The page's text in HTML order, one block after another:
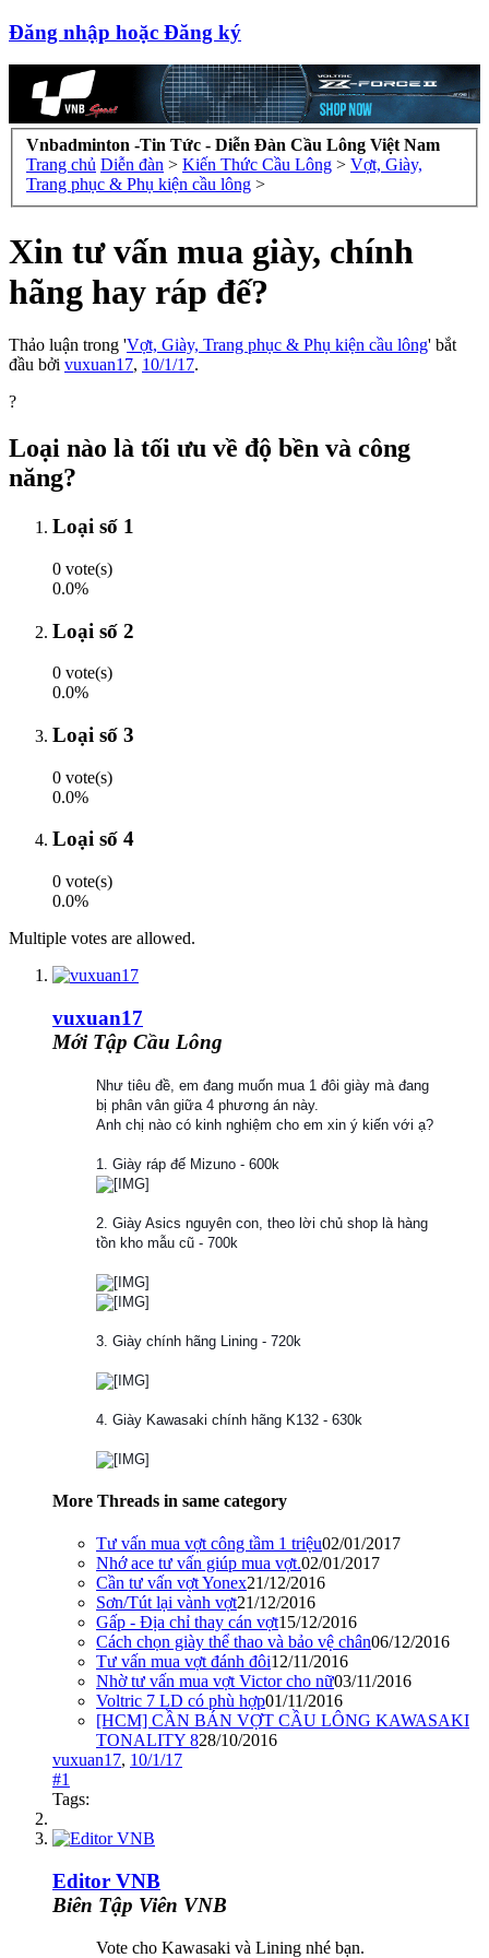
Đăng nhập hoặc Đăng ký
Vnbadminton -Tin Tức - Diễn Đàn Cầu Lông Việt Nam
Trang chủ Diễn đàn > Kiến Thức Cầu Lông > Vợt, Giày,
Trang phục & Phụ kiện cầu lông >
Xin tư vấn mua giày, chính
hãng hay ráp đế?
Thảo luận trong 'Vợt, Giày, Trang phục & Phụ kiện cầu lông' bắt
đầu bởi vuxuan17, 10/1/17.
?
Loại nào là tối ưu về độ bền và công
năng?
Loại số 1
0 vote(s)
0.0%
Loại số 2
0 vote(s)
0.0%
Loại số 3
0 vote(s)
0.0%
Loại số 4
0 vote(s)
0.0%
Multiple votes are allowed.
vuxuan17
Mới Tập Cầu Lông
Như tiêu đề, em đang muốn mua 1 đôi giày mà đang
bị phân vân giữa 4 phương án này.
Anh chị nào có kinh nghiệm cho em xin ý kiến với ạ?
1. Giày ráp đế Mizuno - 600k
2. Giày Asics nguyên con, theo lời chủ shop là hàng
tồn kho mẫu cũ - 700k
3. Giày chính hãng Lining - 720k
4. Giày Kawasaki chính hãng K132 - 630k
More Threads in same category
Tư vấn mua vợt công tầm 1 triệu02/01/2017
Nhớ ace tư vấn giúp mua vợt.02/01/2017
Cần tư vấn vợt Yonex21/12/2016
Sơn/Tút lại vành vợt21/12/2016
Gấp - Địa chỉ thay cán vợt15/12/2016
Cách chọn giày thể thao và bảo vệ chân06/12/2016
Tư vấn mua vợt đánh đôi12/11/2016
Nhờ tư vấn mua vợt Victor cho nữ03/11/2016
Voltric 7 LD có phù hợp01/11/2016
[HCM] CẦN BÁN VỢT CẦU LÔNG KAWASAKI
TONALITY 828/10/2016
vuxuan17, 10/1/17
#1
Tags:
Editor VNB
Biên Tập Viên VNB
Vote cho Kawasaki và Lining nhé bạn.